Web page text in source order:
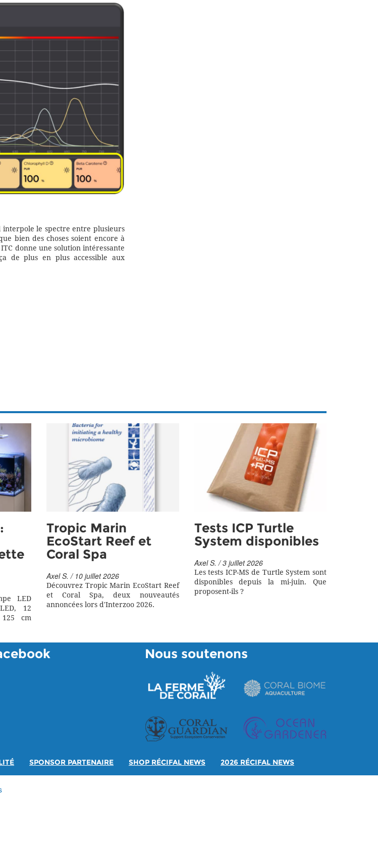
interpole le spectre entre plusieurs
bien des choses soient encore à
donne une solution intéressante
de plus en plus accessible aux
LED
12
cm
Tropic Marin
EcoStart Reef et
Coral Spa
Axel S. / 10 juillet 2026
Découvrez Tropic Marin EcoStart Reef
et Coral Spa, deux nouveautés
annoncées lors d'Interzoo 2026.
Tests ICP Turtle
System disponibles
Axel S. / 3 juillet 2026
Les tests ICP-MS de Turtle System sont
disponibles depuis la mi-juin. Que
proposent-ils ?
Nous soutenons
SPONSOR PARTENAIRE SHOP RÉCIFAL NEWS 2026 RÉCIFAL NEWS